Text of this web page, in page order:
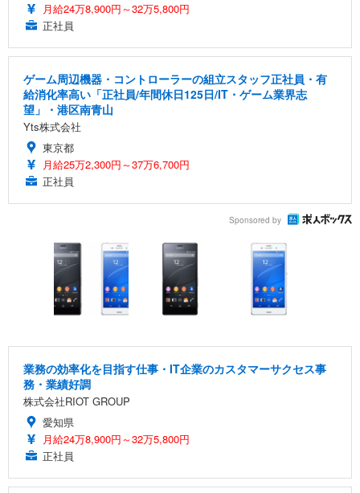
月給24万8,900円～32万5,800円
正社員
ゲーム周辺機器・コントローラーの組立スタッフ正社員・有
給消化率高い「正社員/年間休日125日/IT・ゲーム業界志
望」・港区南青山
Yts株式会社
東京都
月給25万2,300円～37万6,700円
正社員
Sponsored by
業務の効率化を目指す仕事・IT企業のカスタマーサクセス事
務・業績好調
株式会社RIOT GROUP
愛知県
月給24万8,900円～32万5,800円
正社員